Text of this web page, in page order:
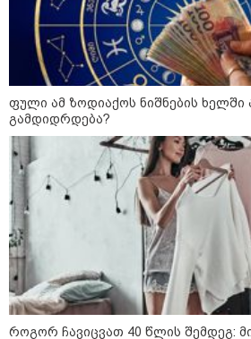
„ფასები 2-3
- ლოკაციები
მიწები
სამართალი
ფული ამ ზოდიაქოს ნიშნების ხელში
გამდიდრდება?
როგორ ჩავიცვათ 40 წლის შემდეგ: